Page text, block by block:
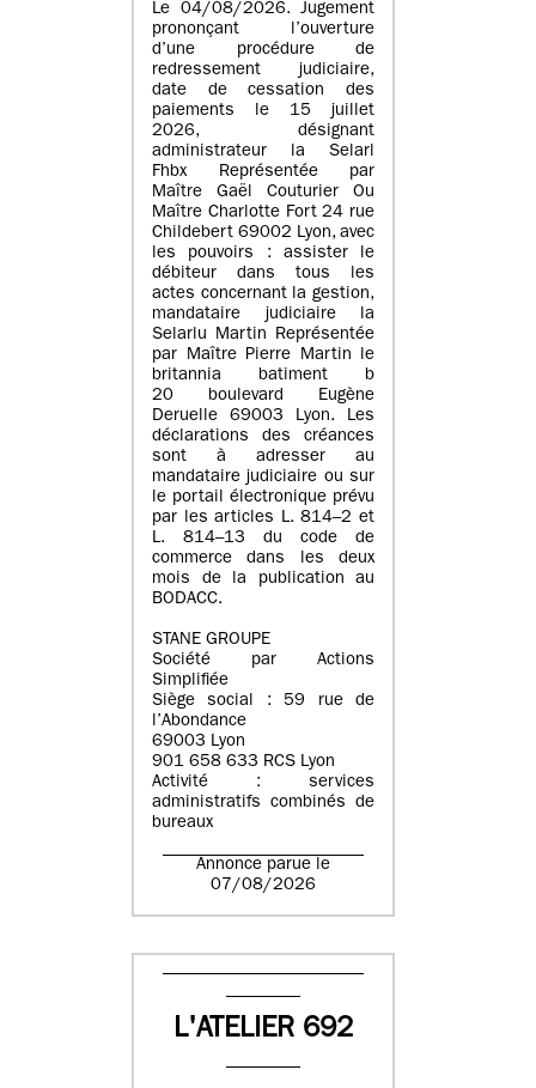
Le 04/08/2026. Jugement
prononçant l’ouverture
d’une procédure de
redressement judiciaire,
date de cessation des
paiements le 15 juillet
2026, désignant
administrateur la Selarl
Fhbx Représentée par
Maître Gaël Couturier Ou
Maître Charlotte Fort 24 rue
Childebert 69002 Lyon, avec
les pouvoirs : assister le
débiteur dans tous les
actes concernant la gestion,
mandataire judiciaire la
Selarlu Martin Représentée
par Maître Pierre Martin le
britannia batiment b
20 boulevard Eugène
Deruelle 69003 Lyon. Les
déclarations des créances
sont à adresser au
mandataire judiciaire ou sur
le portail électronique prévu
par les articles L. 814–2 et
L. 814–13 du code de
commerce dans les deux
mois de la publication au
BODACC.
STANE GROUPE
Société par Actions
Simplifiée
Siège social : 59 rue de
l’Abondance
69003 Lyon
901 658 633 RCS Lyon
Activité : services
administratifs combinés de
bureaux
Annonce parue le
07/08/2026
L'ATELIER 692